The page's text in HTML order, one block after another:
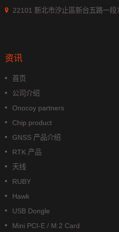
22101 新北市汐止區新台五路一段
资讯
首页
公司介绍
Onocoy partners
Chip product
GNSS 产品介绍
RTK 产品
天线
RUBY
Hawk
USB Dongle
Mini PCI-E / M.2 Card